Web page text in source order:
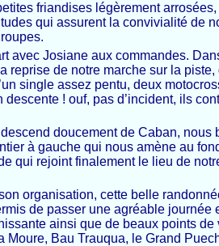
friandises légèrement
qui assurent la convivialité de
avec Josiane aux commandes.
reprise de notre marche sur la
single assez pentu, deux
! ouf, pas d’incident, ils
doucement de Caban, nous
à gauche qui nous amène au
qui rejoint finalement le lieu de
organisation, cette belle
de passer une agréable journée
ainsi que de beaux points de
Moure, Bau Trauqua, le Grand